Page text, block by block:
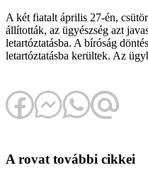
A két fiatalt április 27-én,
állították, az ügyészség azt
letartóztatásba. A bíróság
letartóztatásba kerültek. Az
A rovat további cikkei